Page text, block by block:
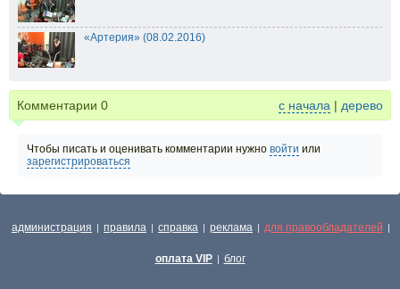
«Артерия» (08.02.2016)
Комментарии 0 с начала | дерево
Чтобы писать и оценивать комментарии нужно войти или
зарегистрироваться
администрация | правила | справка | реклама | для правообладателей |
оплата VIP | блог